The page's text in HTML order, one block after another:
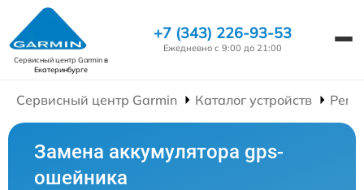
Сервисный центр Garminв
Екатеринбурге
+7 (343) 226-93-53
Ежедневно с 9:00 до 21:00
Сервисный центр Garmin Каталог устройств
Замена аккумулятора gps-
ошейника